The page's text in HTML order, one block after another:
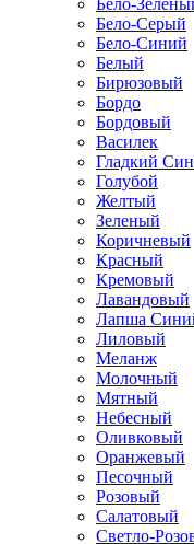
Бело-
Бело-Серый
Бело-Синий
Белый
Бирюзовый
Бордо
Бордовый
Василек
Гладкий
Голубой
Желтый
Зеленый
Коричневый
Красный
Кремовый
Лавандовый
Лапша
Лиловый
Меланж
Молочный
Мятный
Небесный
Оливковый
Оранжевый
Песочный
Розовый
Салатовый
Светло-